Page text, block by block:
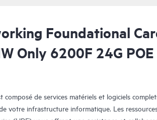
Foundational
Only 6200F 24G POE
composé de services matériels et logiciels
votre infrastructure informatique. Les